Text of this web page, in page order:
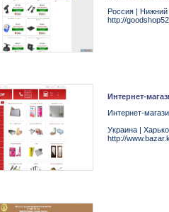
Россия | Нижний
http://
Интернет-
Интернет-
Украина |
http://